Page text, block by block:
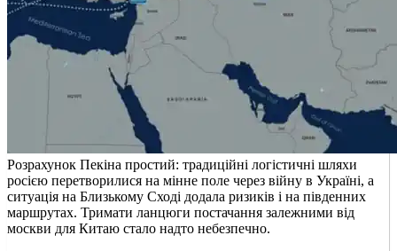
Розрахунок Пекіна простий: традиційні логістичні шляхи
росією перетворилися на мінне поле через війну в Україні, а
ситуація на Близькому Сході додала ризиків і на південних
маршрутах. Тримати ланцюги постачання залежними від
москви для Китаю стало надто небезпечно.